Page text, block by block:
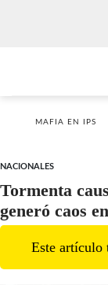
MAFIA EN IPS
NACIONALES
Tormenta
generó caos
Este artículo